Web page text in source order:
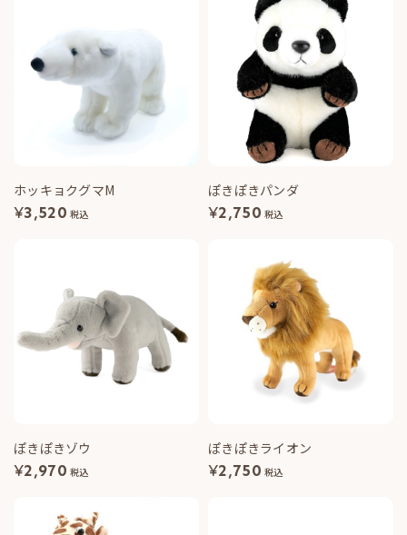
ホッキョクグマM
¥3,520 税込
ぽきぽきパンダ
¥2,750 税込
ぽきぽきゾウ
¥2,970 税込
ぽきぽきライオン
¥2,750 税込